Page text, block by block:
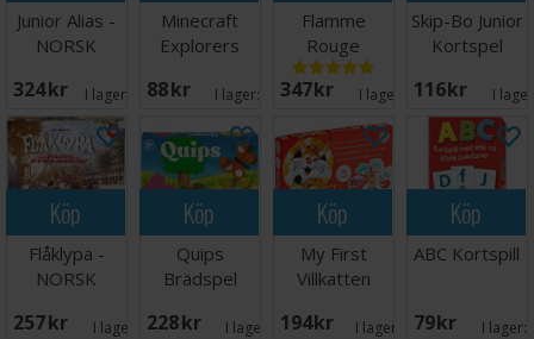
Junior Alias -
NORSK
324 SEK I lager: 20+
Minecraft
Explorers
88 SEK I lager:
Flamme
Rouge
Brädspel
347 SEK I lager:
Skip-Bo Junior
Kortspel
116 SEK I
Köp
Flåklypa -
NORSK
257 SEK I lager: 7
Köp
Quips
Brädspel
228 SEK I lager:
Köp
My First
Villkatten
194 SEK I lager: 11
Köp
ABC Kortspill
79 SEK I lager: